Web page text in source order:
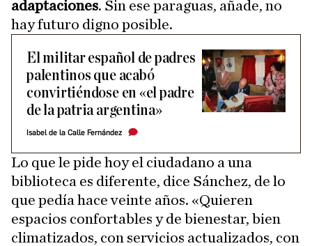
adaptaciones. Sin ese paraguas, añade, no
hay futuro digno posible.
El militar español de padres
palentinos que acabó
convirtiéndose en «el padre
de la patria argentina»
Isabel de la Calle Fernández
Lo que le pide hoy el ciudadano a una
biblioteca es diferente, dice Sánchez, de lo
que pedía hace veinte años. «Quieren
espacios confortables y de bienestar, bien
climatizados, con servicios actualizados, con